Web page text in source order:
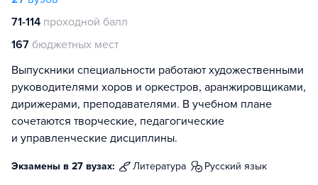
71-114 проходной балл
167 бюджетных мест
Выпускники специальности работают художественными
руководителями хоров и оркестров, аранжировщиками,
дирижерами, преподавателями. В учебном плане
сочетаются творческие, педагогические
и управленческие дисциплины.
Экзамены в 27 вузах: литература русский язык